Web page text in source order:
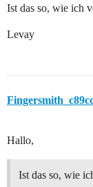
Ist das so, wie ich
Levay
Hallo,
Ist das so, wie